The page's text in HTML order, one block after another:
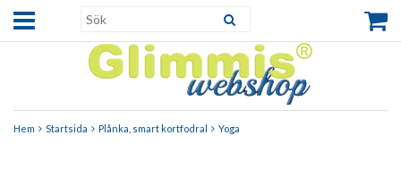
Hem Startsida Plånka, smart kortfodral Yoga